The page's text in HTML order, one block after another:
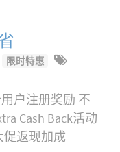
限时特惠
户注册奖励 不
Cash Back活动
促返现加成